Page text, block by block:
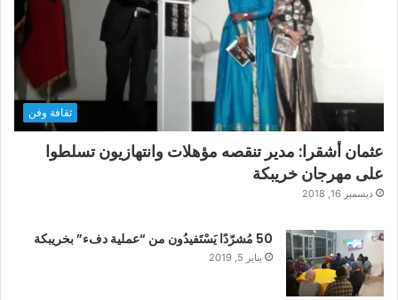
ثقافة وفن
عثمان أشقرا: مدير تنقصه مؤهلات وانتهازيون تسلطوا
على مهرجان خريبكة
ديسمبر 16, 2018
50 مُشرّدًا يَسْتَفيدُون من “عملية دفء” بخريبكة
يناير 5, 2019